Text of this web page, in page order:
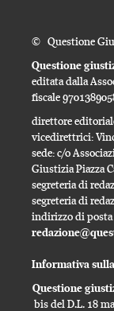
© Questione
Questione
editata dalla
fiscale
direttore
vicedirettrici:
sede: c/o
Giustizia Piazza
segreteria di
segreteria di
indirizzo di
Informativa sulla
Questione
bis del D.L. 18